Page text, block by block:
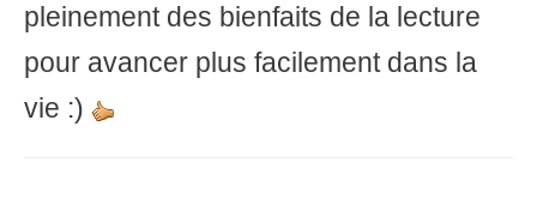
pleinement des bienfaits de la lecture
pour avancer plus facilement dans la
vie :)